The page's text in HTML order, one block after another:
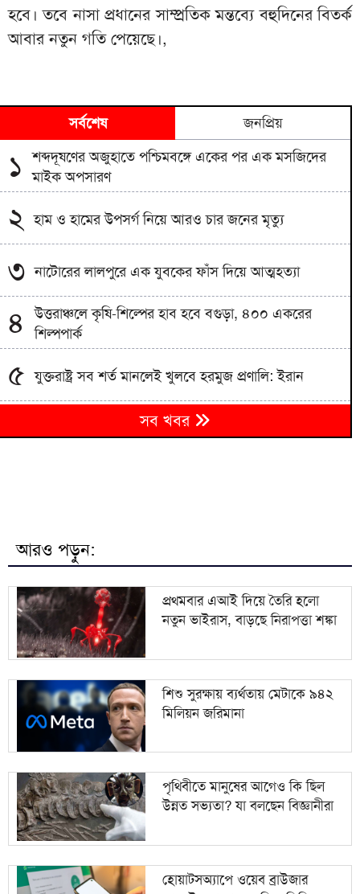
হবে। তবে নাসা প্রধানের সাম্প্রতিক মন্তব্যে বহুদিনের বিতর্ক
আবার নতুন গতি পেয়েছে।,
সর্বশেষ জনপ্রিয়
১ শব্দদূষণের অজুহাতে পশ্চিমবঙ্গে একের পর এক মসজিদের
মাইক অপসারণ
২ হাম ও হামের উপসর্গ নিয়ে আরও চার জনের মৃত্যু
৩ নাটোরের লালপুরে এক যুবকের ফাঁস দিয়ে আত্মহত্যা
৪
উত্তরাঞ্চলে কৃষি-শিল্পের হাব হবে বগুড়া, ৪০০ একরের
শিল্পপার্ক
৫ যুক্তরাষ্ট্র সব শর্ত মানলেই খুলবে হরমুজ প্রণালি: ইরান
৬
‎মানিকগঞ্জে বিকাশের মাধ্যমে টাকা আত্মসাতের অভিযোগে
এক প্রতারক গ্রেপ্তার
আফরোজা খানম রিতা
৯ না: স্বরাষ্ট্রমন্ত্রী
১০
কলকাতা ও আশপাশে আওয়ামী লীগের শতাধিক নেতা-
পুলিশ কর্মকর্তা
সব খবর
আরও পড়ুন:
প্রথমবার এআই দিয়ে তৈরি হলো
নতুন ভাইরাস, বাড়ছে নিরাপত্তা শঙ্কা
শিশু সুরক্ষায় ব্যর্থতায় মেটাকে ৯৪২
মিলিয়ন জরিমানা
পৃথিবীতে মানুষের আগেও কি ছিল
উন্নত সভ্যতা? যা বলছেন বিজ্ঞানীরা
হোয়াটসঅ্যাপে ওয়েব ব্রাউজার